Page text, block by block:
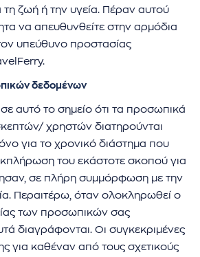
τη ζωή ή την υγεία. Πέραν αυτού
να απευθυνθείτε στην αρμόδια
υπεύθυνο προστασίας
δεδομένων
αυτό το σημείο ότι τα προσωπικά
χρηστών διατηρούνται
για το χρονικό διάστημα που
εκπλήρωση του εκάστοτε σκοπού για
σε πλήρη συμμόρφωση με την
Περαιτέρω, όταν ολοκληρωθεί ο
των προσωπικών σας
διαγράφονται. Οι συγκεκριμένες
για καθέναν από τους σχετικούς